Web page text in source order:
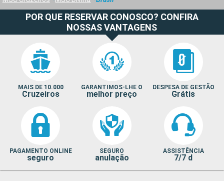
POR QUE RESERVAR CONOSCO? CONFIRA
NOSSAS VANTAGENS
MAIS DE 10.000
Cruzeiros
GARANTIMOS-LHE O
melhor preço
DESPESA DE GESTÃO
Grátis
PAGAMENTO ONLINE
seguro
SEGURO
anulação
ASSISTÊNCIA
7/7 d